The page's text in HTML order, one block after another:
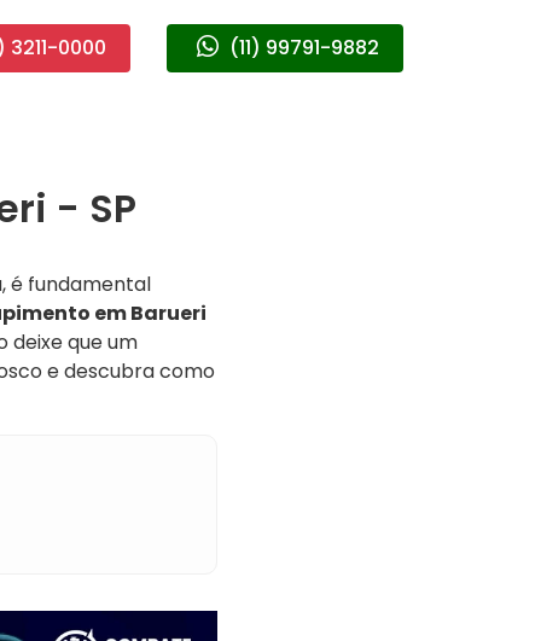
3211-0000 (11) 99791-9882
- SP
é fundamental
em Barueri
deixe que um
e descubra como